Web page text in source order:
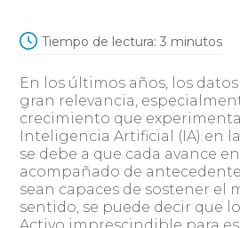
Tiempo de lectura: 3 minutos
En los últimos años, los
gran relevancia,
crecimiento que
Inteligencia Artificial (IA) en
se debe a que cada avance
acompañado de
sean capaces de sostener el
sentido, se puede decir que
Activo imprescindible para